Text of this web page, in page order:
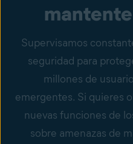
Supervisamos
seguridad para
millones de
emergentes. Si quieres
nuevas funciones de
sobre amenazas de